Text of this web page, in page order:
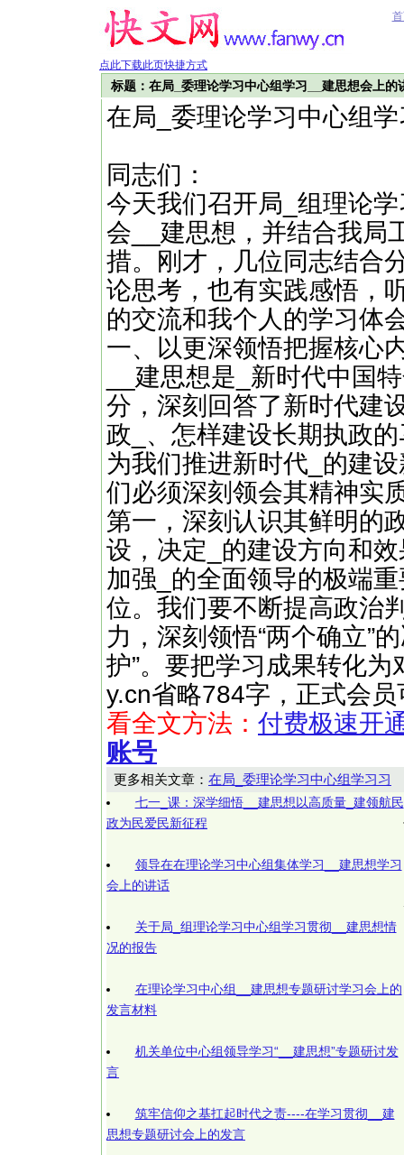
点此下载此页快捷方式
标题：在局_委理论学习中心组学习__建思想会上的
在局_委理论学习中心组
同志们：
今天我们召开局_组理论
会__建思想，并结合我局
措。刚才，几位同志结合
论思考，也有实践感悟，
的交流和我个人的学习体
一、以更深领悟把握核心
__建思想是_新时代中国
分，深刻回答了新时代建
政_、怎样建设长期执政
为我们推进新时代_的建
们必须深刻领会其精神实
第一，深刻认识其鲜明的
设，决定_的建设方向和
加强_的全面领导的极端
位。我们要不断提高政治
力，深刻领悟“两个确立”
护”。要把学习成果转化
y.cn省略784字，正式会
看全文方法： 付费极速开
账号
更多相关文章： 在局_委理论学习中心组学习习
七一_课：深学细悟__建思想以高质量_建领航民
政为民爱民新征程
领导在在理论学习中心组集体学习__建思想学习
会上的讲话
关于局_组理论学习中心组学习贯彻__建思想情
况的报告
在理论学习中心组__建思想专题研讨学习会上的
发言材料
机关单位中心组领导学习“__建思想”专题研讨发
言
筑牢信仰之基扛起时代之责----在学习贯彻__建
思想专题研讨会上的发言